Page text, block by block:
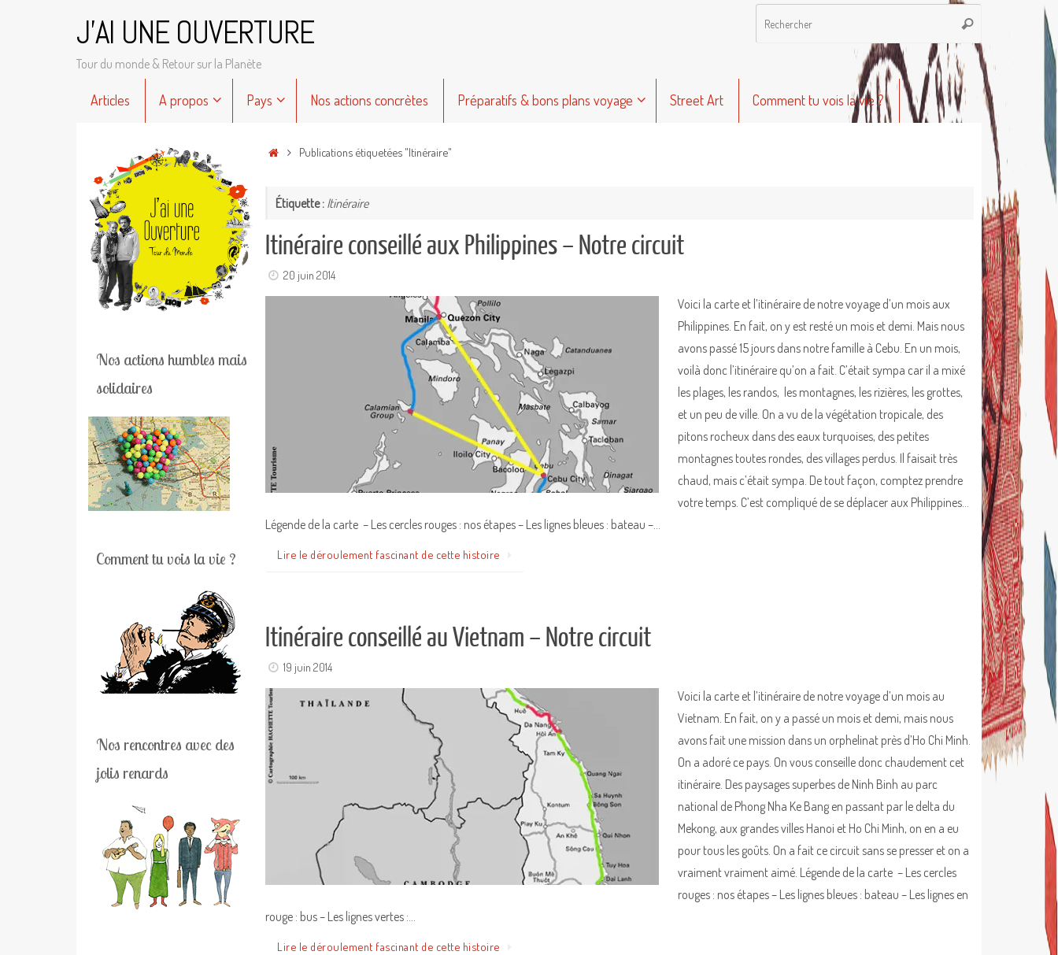
J'AI UNE OUVERTURE
Tour du monde & Retour sur la Planète
:
Rechercher
Articles A propos Pays Nos actions concrètes Préparatifs & bons plans voyage Street Art Comment tu vois la vie ?
AccueilPublications étiquetées "Itinéraire"
Étiquette : Itinéraire
Itinéraire conseillé aux Philippines – Notre circuit
20 juin 2014
Voici la carte et l’itinéraire de notre voyage d’un mois aux
Philippines. En fait, on y est resté un mois et demi. Mais nous
avons passé 15 jours dans notre famille à Cebu. En un mois,
voilà donc l’itinéraire qu’on a fait. C’était sympa car il a mixé
les plages, les randos, les montagnes, les rizières, les grottes,
et un peu de ville. On a vu de la végétation tropicale, des
pitons rocheux dans des eaux turquoises, des petites
montagnes toutes rondes, des villages perdus. Il faisait très
chaud, mais c’était sympa. De tout façon, comptez prendre
votre temps. C’est compliqué de se déplacer aux Philippines…
Légende de la carte – Les cercles rouges : nos étapes – Les lignes bleues : bateau –…
Lire le déroulement fascinant de cette histoire
Itinéraire conseillé au Vietnam – Notre circuit
19 juin 2014
Voici la carte et l’itinéraire de notre voyage d’un mois au
Vietnam. En fait, on y a passé un mois et demi, mais nous
avons fait une mission dans un orphelinat près d’Ho Chi Minh.
On a adoré ce pays. On vous conseille donc chaudement cet
itinéraire. Des paysages superbes de Ninh Binh au parc
national de Phong Nha Ke Bang en passant par le delta du
Mekong, aux grandes villes Hanoi et Ho Chi Minh, on en a eu
pour tous les goûts. On a fait ce circuit sans se presser et on a
vraiment vraiment aimé. Légende de la carte – Les cercles
rouges : nos étapes – Les lignes bleues : bateau – Les lignes en
rouge : bus – Les lignes vertes :…
Lire le déroulement fascinant de cette histoire
Nos actions humbles mais
solidaires
Comment tu vois la vie ?
Nos rencontres avec des
jolis renards